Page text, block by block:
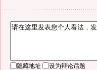
隐藏地址
设为辩论话题